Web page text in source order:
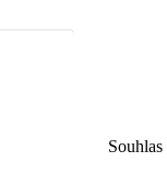
STOMATEAM